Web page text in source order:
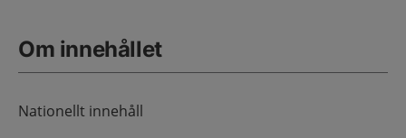
Om innehållet
Nationellt innehåll